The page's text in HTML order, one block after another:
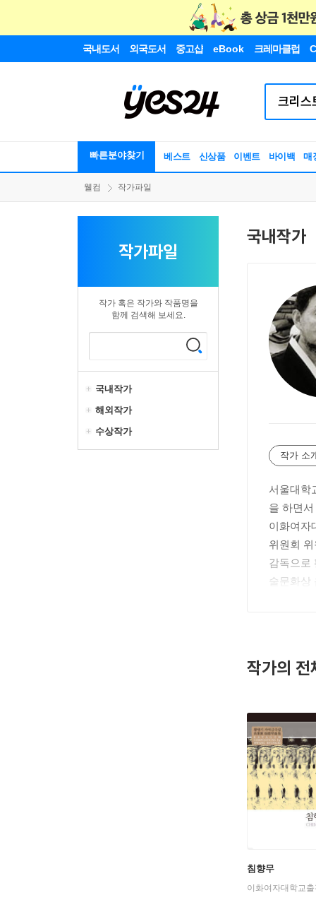
국내도서 외국도서 중고샵 eBook 크레마클럽
빠른분야찾기 베스트 신상품 이벤트 바이백 매
웰컴 작가파일
작가파일
작가 혹은 작가와 작품명을
함께 검색해 보세요.
국내작가
해외작가
수상작가
국내작가
작가 소
서울대학
을 하면
이화여자
위원회
감독으로
술문화상
피곰>, <
작가의 전
침향무
이화여자대학교